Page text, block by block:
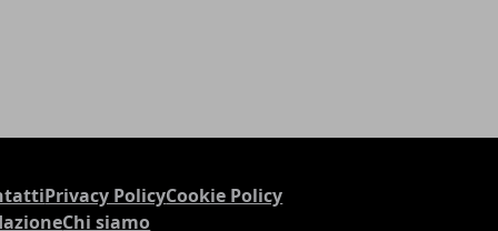
Privacy PolicyCookie Policy
Chi siamo